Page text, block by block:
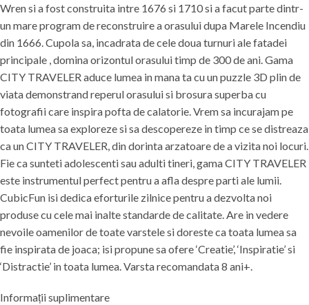
Wren si a fost construita intre 1676 si 1710 si a facut parte dintr-
un mare program de reconstruire a orasului dupa Marele Incendiu
din 1666. Cupola sa, incadrata de cele doua turnuri ale fatadei
principale , domina orizontul orasului timp de 300 de ani. Gama
CITY TRAVELER aduce lumea in mana ta cu un puzzle 3D plin de
viata demonstrand reperul orasului si brosura superba cu
fotografii care inspira pofta de calatorie. Vrem sa incurajam pe
toata lumea sa exploreze si sa descopereze in timp ce se distreaza
ca un CITY TRAVELER, din dorinta arzatoare de a vizita noi locuri.
Fie ca sunteti adolescenti sau adulti tineri, gama CITY TRAVELER
este instrumentul perfect pentru a afla despre parti ale lumii.
CubicFun isi dedica eforturile zilnice pentru a dezvolta noi
produse cu cele mai inalte standarde de calitate. Are in vedere
nevoile oamenilor de toate varstele si doreste ca toata lumea sa
fie inspirata de joaca; isi propune sa ofere ‘Creatie’, ‘Inspiratie’ si
‘Distractie’ in toata lumea. Varsta recomandata 8 ani+.
Informații suplimentare